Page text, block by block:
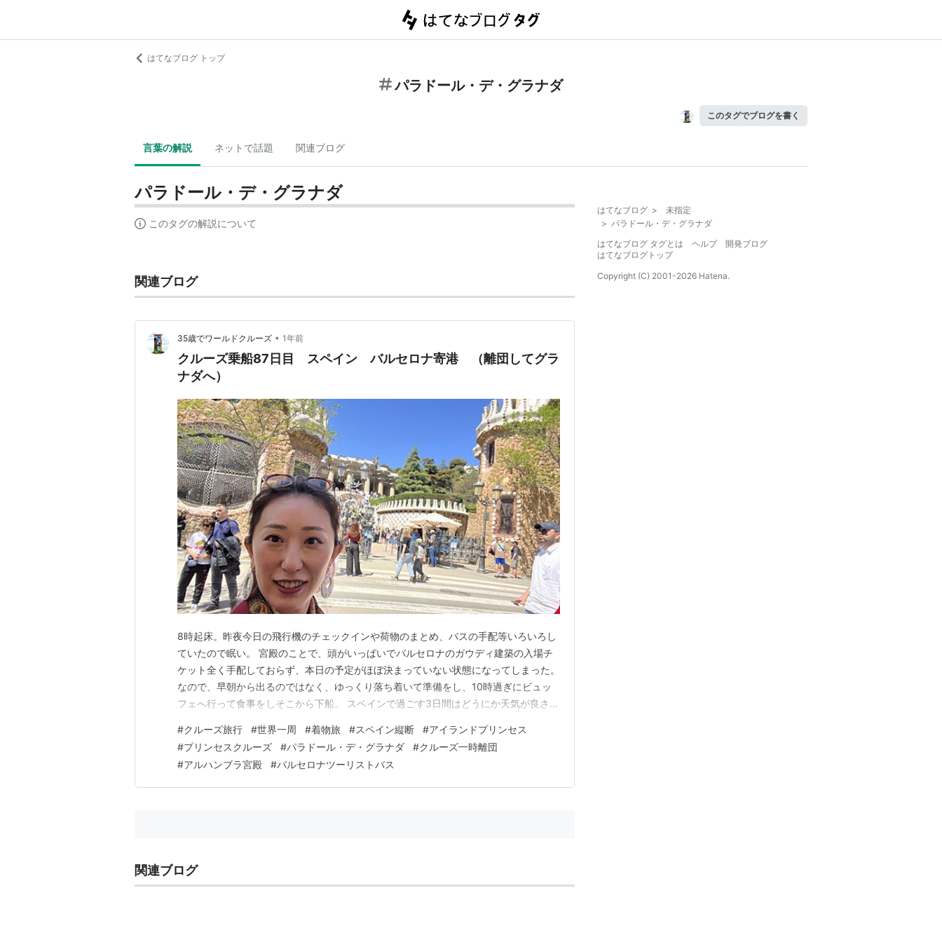
はてなブログ トップ
パラドール・デ・グラナダ
このタグでブログを書く
言葉の解説 ネットで話題 関連ブログ
パラドール・デ・グラナダ
このタグの解説について
関連ブログ
35歳でワールドクルーズ • 1年前
クルーズ乗船87日目 スペイン バルセロナ寄港 （離団してグラ
ナダへ）
8時起床。昨夜今日の飛行機のチェックインや荷物のまとめ、バスの手配等いろいろし
ていたので眠い。 宮殿のことで、頭がいっぱいでバルセロナのガウディ建築の入場チ
ケット全く手配しておらず、本日の予定がほぼ決まっていない状態になってしまった。
なので、早朝から出るのではなく、ゆっくり落ち着いて準備をし、10時過ぎにビュッ
フェへ行って食事をしそこから下船。 スペインで過ごす3日間はどうにか天気が良さそ
きに、パソコンも持っていこうと思っていたが、なかったことと、カバンを背負ってみ
ると大きくなりすぎていたので、諦めて船に置いてお…
#クルーズ旅行 #世界一周 #着物旅 #スペイン縦断 #アイランドプリンセス
#プリンセスクルーズ #パラドール・デ・グラナダ #クルーズ一時離団
#アルハンブラ宮殿 #バルセロナツーリストバス
関連ブログ
はてなブログ >
未指定
> パラドール・デ・グラナダ
はてなブログ タグとは
ヘルプ
開発ブログ
はてなブログトップ
Copyright (C) 2001-2026 Hatena.